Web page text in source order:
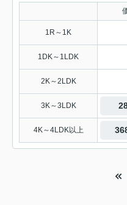
1R～1K
1DK～1LDK
2K～2LDK
3K～3LDK
4K～4LDK以上